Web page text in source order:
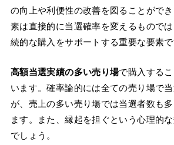
の向上や利便性の改善を図ることがで
素は直接的に当選確率を変えるもので
続的な購入をサポートする重要な要素で
高額当選実績の多い売り場で購入する
います。確率論的には全ての売り場で
が、売上の多い売り場では当選者数も
ます。また、縁起を担ぐという心理的
でしょう。